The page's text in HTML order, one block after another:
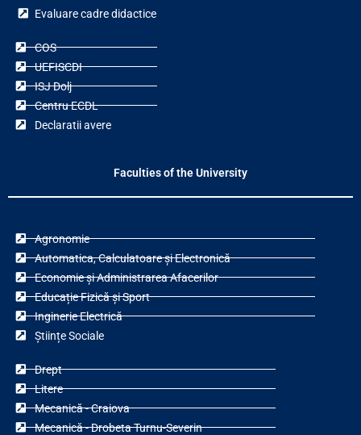
Evaluare cadre didactice
COS
UEFISCDI
ISJ Dolj
Centru ECDL
Declaratii avere
Faculties of the University
Agronomie
Automatica, Calculatoare și Electronică
Economie și Administrarea Afacerilor
Educație Fizică și Sport
Inginerie Electrică
Științe Sociale
Drept
Litere
Mecanică - Craiova
Mecanică - Drobeta Turnu-Severin